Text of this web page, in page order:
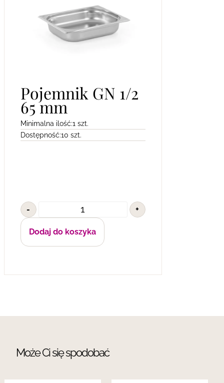
Pojemnik GN 1/2
65 mm
Minimalna ilość:1 szt.
Dostępność:10 szt.
- +
Dodaj do koszyka
Może Ci się spodobać